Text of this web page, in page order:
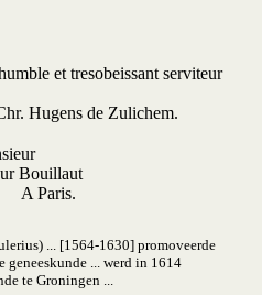
et tresobeissant serviteur
Hugens de Zulichem.
Bouillaut
... [1564-1630] promoveerde
... werd in 1614
te Groningen ...